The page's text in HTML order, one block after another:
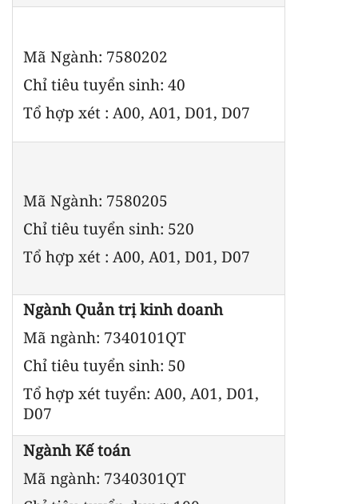
Mã Ngành: 7580202
Chỉ tiêu tuyển sinh: 40
Tổ hợp xét : A00, A01, D01, D07
Mã Ngành: 7580205
Chỉ tiêu tuyển sinh: 520
Tổ hợp xét : A00, A01, D01, D07
Ngành Quản trị kinh doanh
Mã ngành: 7340101QT
Chỉ tiêu tuyển sinh: 50
Tổ hợp xét tuyển: A00, A01, D01,
D07
Ngành Kế toán
Mã ngành: 7340301QT